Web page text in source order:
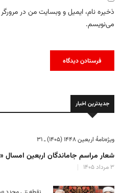
ذخیره نام، ایمیل و وبسایت من در
می‌نویسم.
جدیدترین اخبار
ویژه‌نامهٔ اربعین ۱۴۴۸ (۱۴۰۵) ـ ۳۱
شعار مراسم جاماندگان اربعین
۳ مرداد ۱۴۰۵